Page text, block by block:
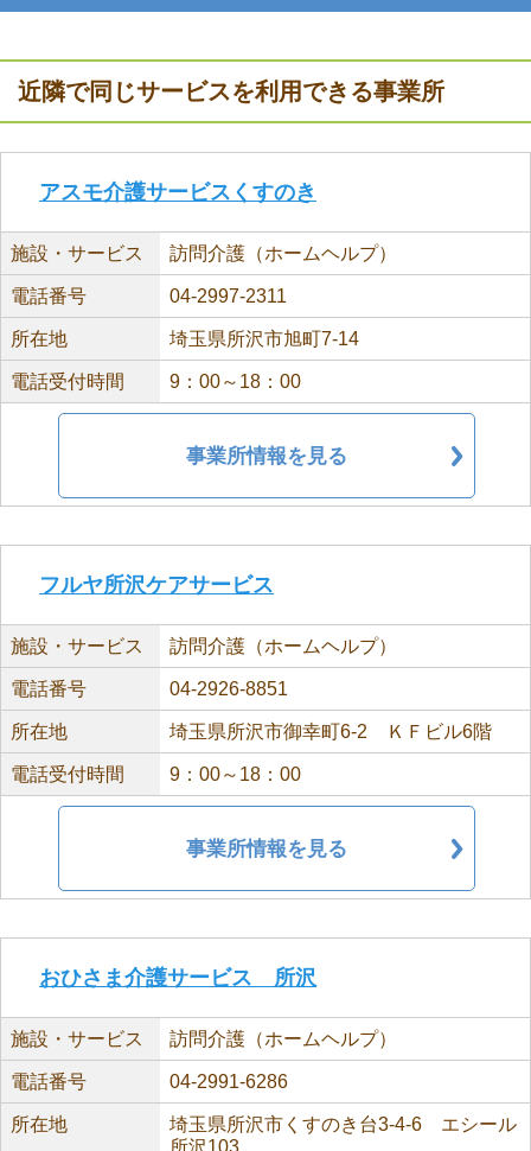
近隣で同じサービスを利用できる事業所
アスモ介護サービスくすのき
施設・サービス 訪問介護（ホームヘルプ）
電話番号 04-2997-2311
所在地 埼玉県所沢市旭町7-14
電話受付時間 9：00～18：00
事業所情報を見る
フルヤ所沢ケアサービス
施設・サービス 訪問介護（ホームヘルプ）
電話番号 04-2926-8851
所在地 埼玉県所沢市御幸町6-2 ＫＦビル6階
電話受付時間 9：00～18：00
事業所情報を見る
おひさま介護サービス 所沢
施設・サービス 訪問介護（ホームヘルプ）
電話番号 04-2991-6286
所在地
埼玉県所沢市くすのき台3-4-6 エシール
所沢103